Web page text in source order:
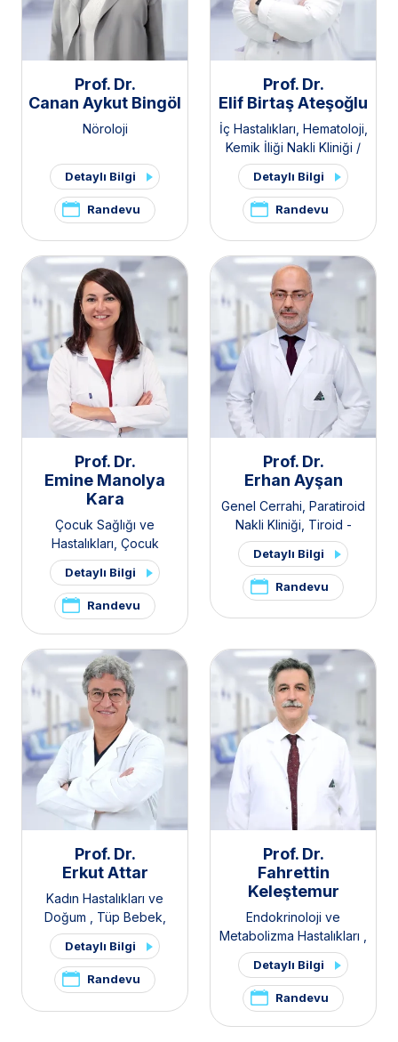
Prof. Dr.
Canan Aykut Bingöl
Nöroloji
Detaylı Bilgi
Randevu
Prof. Dr.
Elif Birtaş Ateşoğlu
İç Hastalıkları Hematoloji
Kemik İliği Nakli Kliniği /
Erişkin
Detaylı Bilgi
Randevu
Prof. Dr.
Emine Manolya
Kara
Çocuk Sağlığı ve
Hastalıkları Çocuk
Enfeksiyon Hastalıkları
Detaylı Bilgi
Randevu
Prof. Dr.
Erhan Ayşan
Genel Cerrahi Paratiroid
Nakli Kliniği Tiroid -
Paratiroid Hastalıkları ve
Cerrahisi Kliniği,Endokrin
Cerrahisi
Detaylı Bilgi
Randevu
Prof. Dr.
Erkut Attar
Kadın Hastalıkları ve
Doğum , Tüp Bebek,
Polikistik Over Sendromu /
PKOS ve Hirsutizm Kliniği
Pelvik Ağrı ve
Endometriozis Kliniği
Detaylı Bilgi
Randevu
Prof. Dr.
Fahrettin
Keleştemur
Endokrinoloji ve
Metabolizma Hastalıkları ,
İç Hastalıkları,Tiroid -
Paratiroid Hastalıkları ve
Cerrahisi Kliniği,Hipofiz
Kliniği,Polikistik Over
Sendromu / PKOS ve
Detaylı Bilgi
Randevu